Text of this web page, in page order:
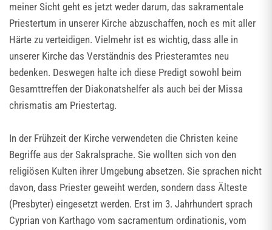
meiner Sicht geht es jetzt weder darum, das sakramentale
Priestertum in unserer Kirche abzuschaffen, noch es mit aller
Härte zu verteidigen. Vielmehr ist es wichtig, dass alle in
unserer Kirche das Verständnis des Priesteramtes neu
bedenken. Deswegen halte ich diese Predigt sowohl beim
Gesamttreffen der Diakonatshelfer als auch bei der Missa
chrismatis am Priestertag.
In der Frühzeit der Kirche verwendeten die Christen keine
Begriffe aus der Sakralsprache. Sie wollten sich von den
religiösen Kulten ihrer Umgebung absetzen. Sie sprachen nicht
davon, dass Priester geweiht werden, sondern dass Älteste
(Presbyter) eingesetzt werden. Erst im 3. Jahrhundert sprach
Cyprian von Karthago vom sacramentum ordinationis, vom